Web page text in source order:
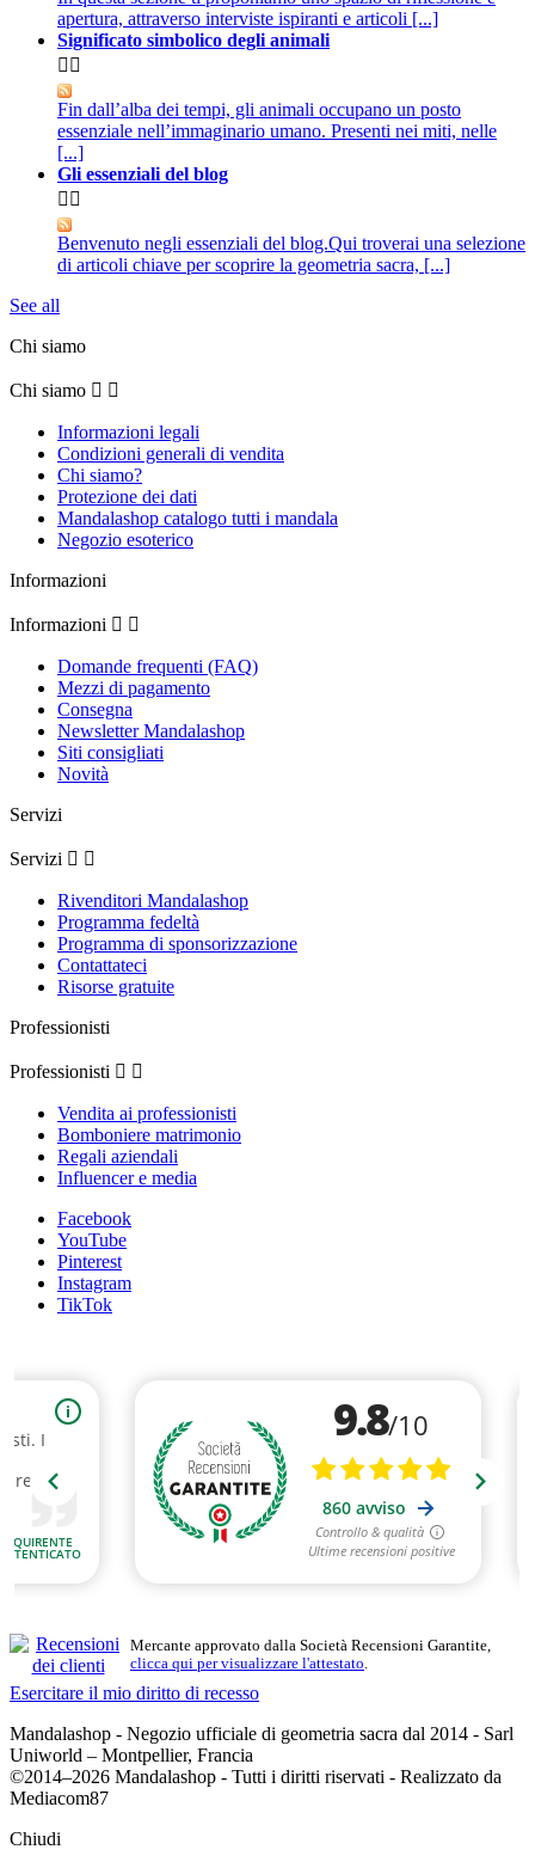
apertura, attraverso interviste ispiranti e articoli [...]
Significato simbolico degli animali
 
Fin dall’alba dei tempi, gli animali occupano un posto
essenziale nell’immaginario umano. Presenti nei miti, nelle
[...]
Gli essenziali del blog
 
Benvenuto negli essenziali del blog.Qui troverai una selezione
di articoli chiave per scoprire la geometria sacra, [...]
See all
Chi siamo
Chi siamo  
Informazioni legali
Condizioni generali di vendita
Chi siamo?
Protezione dei dati
Mandalashop catalogo tutti i mandala
Negozio esoterico
Informazioni
Informazioni  
Domande frequenti (FAQ)
Mezzi di pagamento
Consegna
Newsletter Mandalashop
Siti consigliati
Novità
Servizi
Servizi  
Rivenditori Mandalashop
Programma fedeltà
Programma di sponsorizzazione
Contattateci
Risorse gratuite
Professionisti
Professionisti  
Vendita ai professionisti
Bomboniere matrimonio
Regali aziendali
Influencer e media
Facebook
YouTube
Pinterest
Instagram
TikTok
Mercante approvato dalla Società Recensioni Garantite,
clicca qui per visualizzare l'attestato.
Esercitare il mio diritto di recesso
Mandalashop - Negozio ufficiale di geometria sacra dal 2014 - Sarl
Uniworld – Montpellier, Francia
©2014–2026 Mandalashop - Tutti i diritti riservati - Realizzato da
Mediacom87
Chiudi